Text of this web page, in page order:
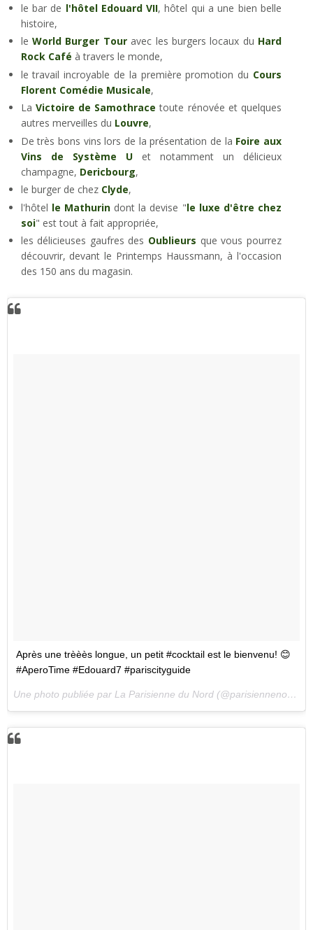
le bar de l'hôtel Edouard VII, hôtel qui a une bien belle
histoire,
le World Burger Touravec les burgers locaux du Hard
Rock Café à travers le monde,
le travail incroyable de la première promotion du Cours
Florent Comédie Musicale,
La Victoire de Samothrace toute rénovée et quelques
autres merveilles du Louvre,
De très bons vins lors de la présentation de la Foire aux
Vins de Système Uet notamment un délicieux
champagne, Dericbourg,
le burger de chez Clyde,
l'hôtel le Mathurindont la devise "le luxe d'être chez
soi" est tout à fait appropriée,
les délicieuses gaufres des Oublieurs que vous pourrez
découvrir, devant le Printemps Haussmann, à l'occasion
des 150 ans du magasin.
Après une trèèès longue, un petit #cocktail est le bienvenu! 😊
#AperoTime #Edouard7 #pariscityguide
Une photo publiée par La Parisienne du Nord (@parisiennenord) le